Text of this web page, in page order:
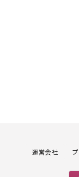
運営会社